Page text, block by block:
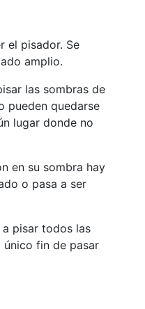
el pisador. Se
amplio.
las sombras de
pueden quedarse
lugar donde no
en su sombra hay
o pasa a ser
pisar todos las
único fin de pasar